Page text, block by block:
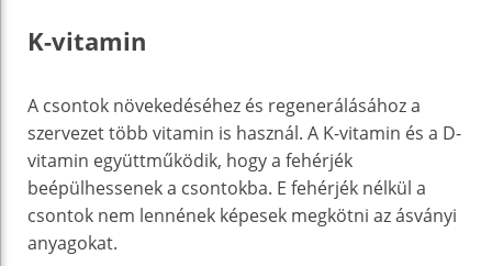
K-vitamin
A csontok növekedéséhez és regenerálásához a
szervezet több vitamin is használ. A K-vitamin és a D-
vitamin együttműködik, hogy a fehérjék
beépülhessenek a csontokba. E fehérjék nélkül a
csontok nem lennének képesek megkötni az ásványi
anyagokat.